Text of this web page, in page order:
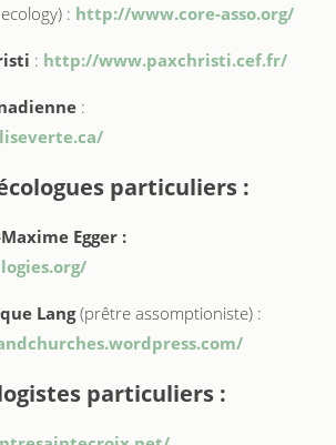
: http://www.core-asso.org/
: http://www.paxchristi.cef.fr/
:
particuliers :
Egger :
Lang(prêtre assomptioniste) :
particuliers :